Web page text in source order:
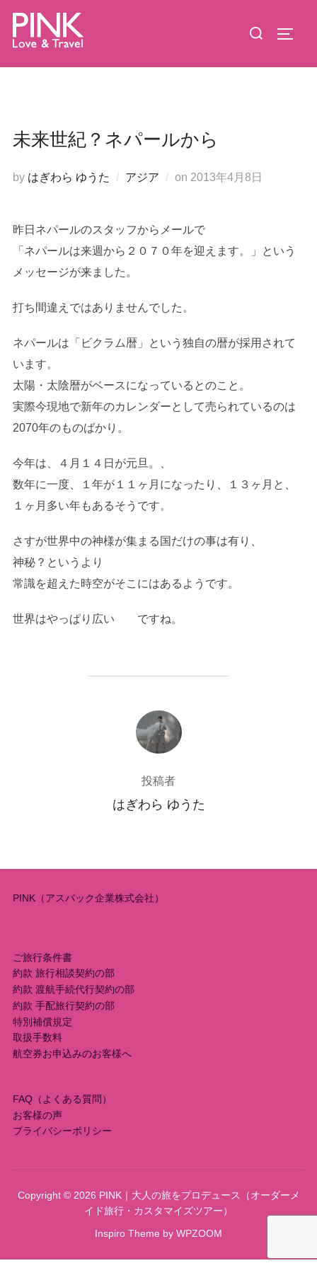
ン
検
対
未来世紀？ネパールから
by はぎわら ゆうた アジア on 投
2013年4月8日
昨日ネパールのスタッフからメールで
「ネパールは来週から２０７０年を迎えます。」という
メッセージが来ました。
打ち間違えではありませんでした。
ネパールは「ビクラム暦」という独自の暦が採用されて
います。
太陽・太陰暦がベースになっているとのこと。
実際今現地で新年のカレンダーとして売られているのは
2070年のものばかり。
今年は、４月１４日が元旦。、
数年に一度、１年が１１ヶ月になったり、１３ヶ月と、
１ヶ月多い年もあるそうです。
さすが世界中の神様が集まる国だけの事は有り、
神秘？というより
常識を超えた時空がそこにはあるようです。
世界はやっぱり広い ですね。
投稿者
投稿者
はぎわら ゆうた
PINK（アスパック企業株式会社）
ご旅行条件書
約款 旅行相談契約の部
約款 渡航手続代行契約の部
約款 手配旅行契約の部
特別補償規定
取扱手数料
航空券お申込みのお客様へ
FAQ（よくある質問）
お客様の声
プライバシーポリシー
Copyright © 2026 PINK｜大人の旅をプロデュース（オーダーメ
イド旅行・カスタマイズツアー）
Inspiro Theme by WPZOOM